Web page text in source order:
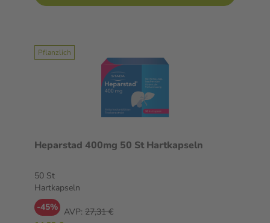
Pflanzlich
Heparstad 400mg 50 St Hartkapseln
50 St
Hartkapseln
-45% AVP: 27,31 €